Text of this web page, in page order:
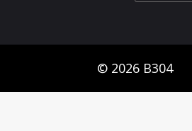
© 2026 B304